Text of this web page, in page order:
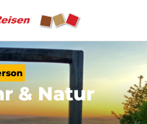
& Natur